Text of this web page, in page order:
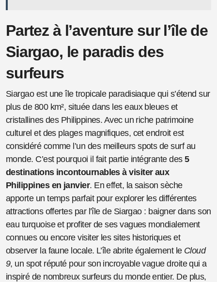
Partez à l’aventure sur l’île de
Siargao, le paradis des
surfeurs
Siargao est une île tropicale paradisiaque qui s’étend sur
plus de 800 km², située dans les eaux bleues et
cristallines des Philippines. Avec un riche patrimoine
culturel et des plages magnifiques, cet endroit est
considéré comme l’un des meilleurs spots de surf au
monde. C’est pourquoi il fait partie intégrante des 5
destinations incontournables à visiter aux
Philippines en janvier. En effet, la saison sèche
apporte un temps parfait pour explorer les différentes
attractions offertes par l’île de Siargao : baigner dans son
eau turquoise et profiter de ses vagues mondialement
connues ou encore visiter les sites historiques et
observer la faune locale. L’île abrite également le Cloud
9, un spot réputé pour son incroyable vague droite qui a
inspiré de nombreux surfeurs du monde entier. De plus,